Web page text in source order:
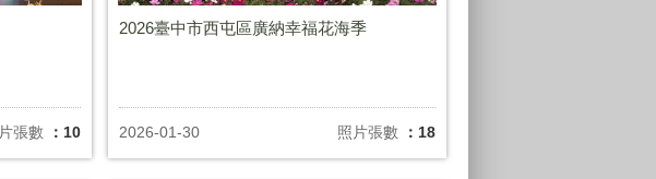
張數 ：10
2026臺中市西屯區廣納幸福花海季
2026-01-30 照片張數 ：18